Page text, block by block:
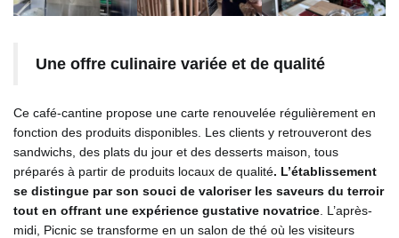
Une offre culinaire variée et de qualité
Ce café-cantine propose une carte renouvelée régulièrement en
fonction des produits disponibles. Les clients y retrouveront des
sandwichs, des plats du jour et des desserts maison, tous
préparés à partir de produits locaux de qualité. L’établissement
se distingue par son souci de valoriser les saveurs du terroir
tout en offrant une expérience gustative novatrice . L’après-
midi, Picnic se transforme en un salon de thé où les visiteurs